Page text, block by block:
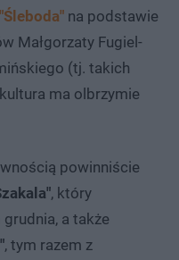
"Śleboda" na podstawie
Małgorzaty Fugiel-
(tj. takich
ma olbrzymie
powinniście
, który
a także
, tym razem z